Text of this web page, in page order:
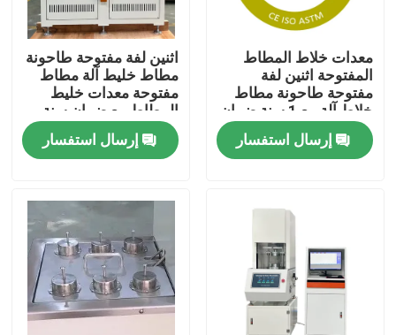
مراقبة الجودة
اتصل بنا
حالات
آلات الاختبار المعملية
معدات خلاط المطاط
المفتوحة اثنين لفة
مفتوحة طاحونة مطاط
خلاط آلة مع 1 سنة ضمان
المطاط خليط قدرة 0.3
إلى 2 كجم
إرسال استفسار
اثنين لفة مفتوحة طاحونة
مطاط خليط آلة مطاط
مفتوحة معدات خليط
المطاط مع ضمان سنة
واحدة المطاط خليط
قدرة 0.3 إلى 2 كجم إرسال استفسار